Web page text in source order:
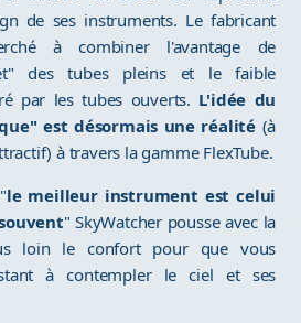
de ses instruments. Le fabricant
à combiner l'avantage de
des tubes pleins et le faible
par les tubes ouverts. L'idée du
est désormais une réalité (à
à travers la gamme FlexTube.
le meilleur instrument est celui
" SkyWatcher pousse avec la
loin le confort pour que vous
à contempler le ciel et ses